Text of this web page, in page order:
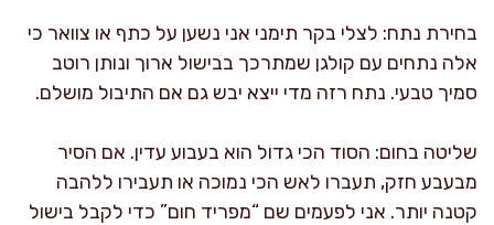
בחירת נתח: לצלי בקר תימני אני נשען על כתף או צוואר כי
אלה נתחים עם קולגן שמתרכך בבישול ארוך ונותן רוטב
סמיך טבעי. נתח רזה מדי ייצא יבש גם אם התיבול מושלם.
שליטה בחום: הסוד הכי גדול הוא בעבוע עדין. אם הסיר
מבעבע חזק, תעברו לאש הכי נמוכה או תעבירו ללהבה
קטנה יותר. אני לפעמים שם “מפריד חום” כדי לקבל בישול